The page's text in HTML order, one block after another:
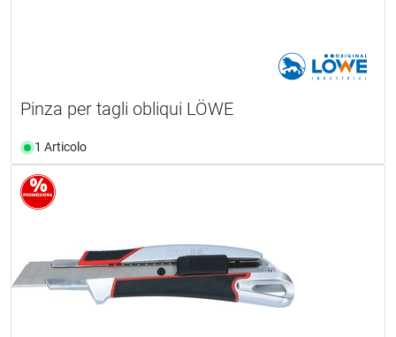
Pinza per tagli obliqui LÖWE
1 Articolo